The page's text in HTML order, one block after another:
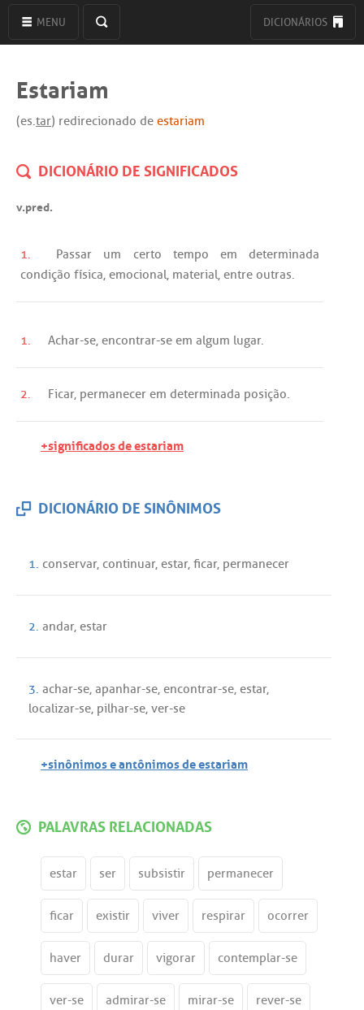
MENU DICIONÁRIOS
Estariam
(es.tar) redirecionado de estariam
DICIONÁRIO DE SIGNIFICADOS
v.pred.
1. Passar um certo tempo em
determinada
condição física, emocional, material, entre outras.
1. Achar-se, encontrar-se em algum lugar.
2. Ficar, permanecer em determinada posição.
+significados de estariam
DICIONÁRIO DE SINÔNIMOS
1. conservar, continuar, estar, ficar, permanecer
2. andar, estar
3. achar-se, apanhar-se, encontrar-se, estar,
localizar-se, pilhar-se, ver-se
+sinônimos e antônimos de estariam
PALAVRAS RELACIONADAS
estar ser subsistir permanecer
ficar existir viver respirar ocorrer
haver durar vigorar contemplar-se
ver-se admirar-se mirar-se rever-se